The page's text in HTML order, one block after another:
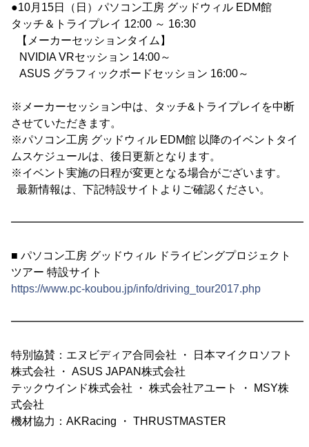
●10月15日（日）パソコン工房 グッドウィル EDM館
タッチ＆トライプレイ 12:00 ～ 16:30
【メーカーセッションタイム】
NVIDIA VRセッション 14:00～
ASUS グラフィックボードセッション 16:00～
※メーカーセッション中は、タッチ&トライプレイを中断
させていただきます。
※パソコン工房 グッドウィル EDM館 以降のイベントタイ
ムスケジュールは、後日更新となります。
※イベント実施の日程が変更となる場合がございます。
最新情報は、下記特設サイトよりご確認ください。
■ パソコン工房 グッドウィル ドライビングプロジェクト
ツアー 特設サイト
https://www.pc-koubou.jp/info/driving_tour2017.php
特別協賛：エヌビディア合同会社 ・ 日本マイクロソフト
株式会社 ・ ASUS JAPAN株式会社
テックウインド株式会社 ・ 株式会社アユート ・ MSY株
式会社
機材協力：AKRacing ・ THRUSTMASTER